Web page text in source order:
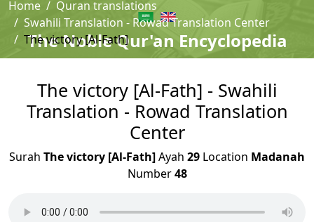
The Noble Qur'an Encyclopedia
Home
Quran translations
Swahili Translation - Rowad Translation Center
The victory [Al-Fath]
The victory [Al-Fath] - Swahili
Translation - Rowad Translation
Center
Surah The victory [Al-Fath]Ayah 29 Location Madanah
Number48